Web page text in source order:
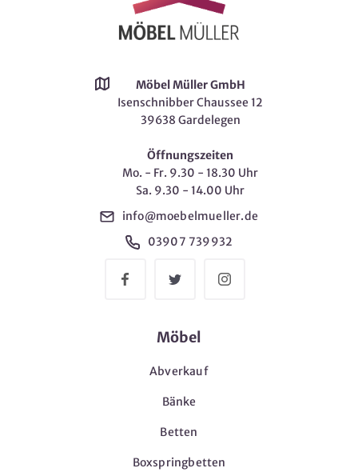
Möbel Müller GmbH
Isenschnibber Chaussee 12
39638 Gardelegen
Öffnungszeiten
Mo. - Fr. 9.30 - 18.30 Uhr
Sa. 9.30 - 14.00 Uhr
info@moebelmueller.de
03907 739932
Möbel
Abverkauf
Bänke
Betten
Boxspringbetten